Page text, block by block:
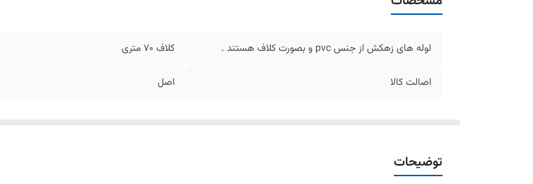
لوله های زهکش از جنس pvc و بصورت کلاف هستند . کلاف 70 متری
اصالت کالا اصل
توضیحات